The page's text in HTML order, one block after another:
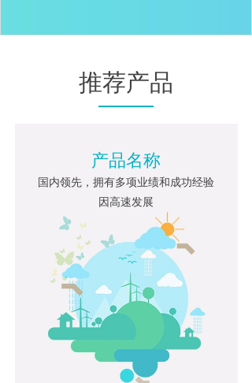
推荐产品
产品名称
国内领先，拥有多项业绩和成功经验
因高速发展